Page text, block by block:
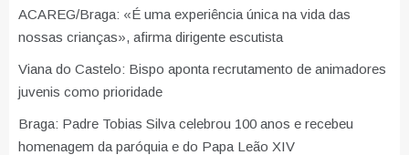
ACAREG/Braga: «É uma experiência única na vida das
nossas crianças», afirma dirigente escutista
Viana do Castelo: Bispo aponta recrutamento de animadores
juvenis como prioridade
Braga: Padre Tobias Silva celebrou 100 anos e recebeu
homenagem da paróquia e do Papa Leão XIV